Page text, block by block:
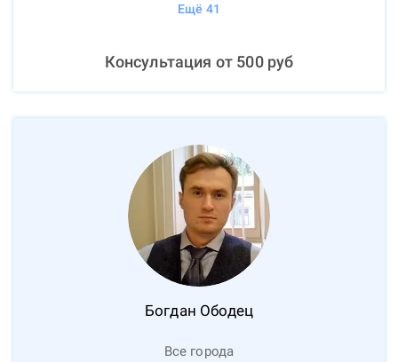
Ещё 41
Консультация от 500руб
Богдан Ободец
Все города